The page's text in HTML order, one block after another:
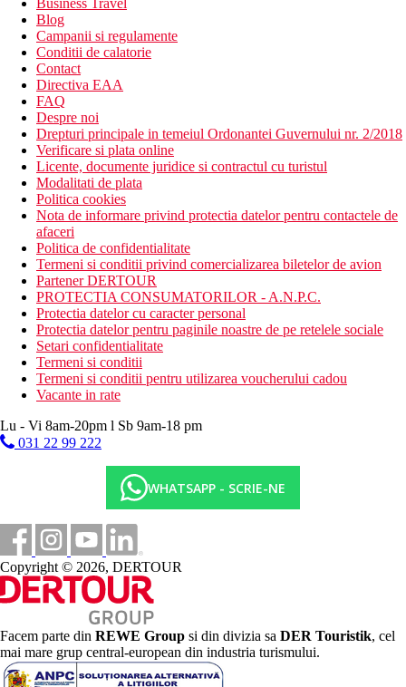
Business Travel
Blog
Campanii si regulamente
Conditii de calatorie
Contact
Directiva EAA
FAQ
Despre noi
Drepturi principale in temeiul Ordonantei Guvernului nr. 2/2018
Verificare si plata online
Licente, documente juridice si contractul cu turistul
Modalitati de plata
Politica cookies
Nota de informare privind protectia datelor pentru contactele de
afaceri
Politica de confidentialitate
Termeni si conditii privind comercializarea biletelor de avion
Partener DERTOUR
PROTECTIA CONSUMATORILOR - A.N.P.C.
Protectia datelor cu caracter personal
Protectia datelor pentru paginile noastre de pe retelele sociale
Setari confidentialitate
Termeni si conditii
Termeni si conditii pentru utilizarea voucherului cadou
Vacante in rate
Lu - Vi 8am-20pm l Sb 9am-18 pm
031 22 99 222
WHATSAPP - SCRIE-NE
Copyright © 2026, DERTOUR
Facem parte din REWE Group si din divizia sa DER Touristik, cel
mai mare grup central-european din industria turismului.